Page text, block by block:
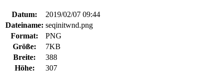
Datum:
2019/02/07 09:44
Dateiname: seqinitwnd.png
Format:
PNG
Größe:
7KB
Breite:
388
Höhe:
307